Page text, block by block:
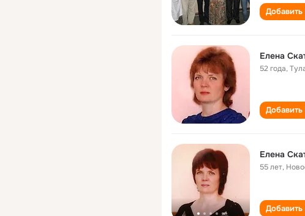
Добавить
Елена
52 года,
Добавить
Елена
55 лет,
Добавить